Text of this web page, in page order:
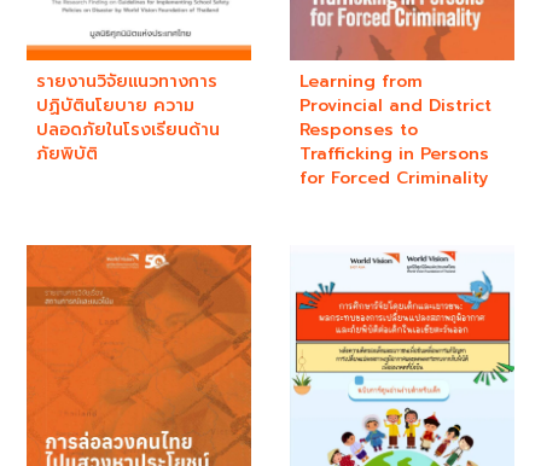
รายงานวิจัยแนวทางการ
ปฏิบัตินโยบาย ความ
ปลอดภัยในโรงเรียนด้าน
ภัยพิบัติ
Learning from
Provincial and District
Responses to
Trafficking in Persons
for Forced Criminality